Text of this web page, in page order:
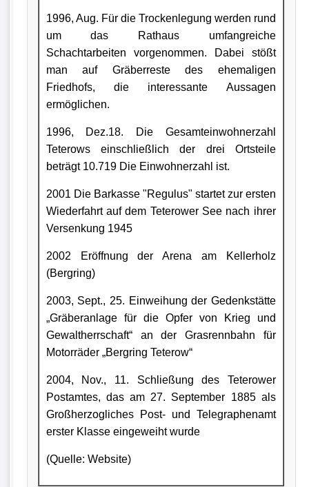
1996, Aug. Für die Trockenlegung werden rund
um das Rathaus umfangreiche
Schachtarbeiten vorgenommen. Dabei stößt
man auf Gräberreste des ehemaligen
Friedhofs, die interessante Aussagen
ermöglichen.
1996, Dez.18. Die Gesamteinwohnerzahl
Teterows einschließlich der drei Ortsteile
beträgt 10.719 Die Einwohnerzahl ist.
2001 Die Barkasse "Regulus" startet zur ersten
Wiederfahrt auf dem Teterower See nach ihrer
Versenkung 1945
2002 Eröffnung der Arena am Kellerholz
(Bergring)
2003, Sept., 25. Einweihung der Gedenkstätte
„Gräberanlage für die Opfer von Krieg und
Gewaltherrschaft“ an der Grasrennbahn für
Motorräder „Bergring Teterow“
2004, Nov., 11. Schließung des Teterower
Postamtes, das am 27. September 1885 als
Großherzogliches Post- und Telegraphenamt
erster Klasse eingeweiht wurde
(Quelle: Website)